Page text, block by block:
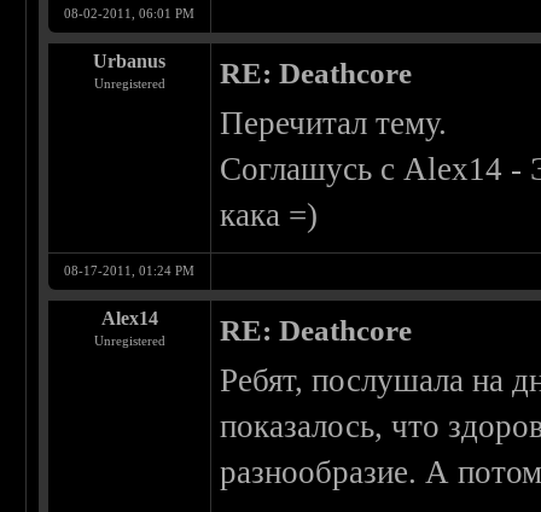
08-02-2011, 06:01 PM
Urbanus
Unregistered RE: Deathcore
Перечитал тему.
Соглашусь с Alex14 -
кака =)
08-17-2011, 01:24 PM
Alex14
Unregistered RE: Deathcore
Ребят, послушала на
показалось, что
разнообразие. А